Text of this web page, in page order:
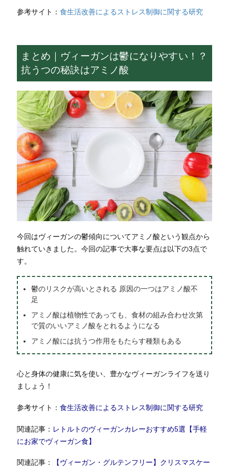
参考サイト： 食生活改善によるストレス制御に関する研究
まとめ｜ヴィーガンは鬱になりやすい！？
抗うつの秘訣はアミノ酸
今回はヴィーガンの鬱傾向についてアミノ酸という観点から
触れていきました。今回の記事で大事な要点は以下の3点で
す。
鬱のリスクが高いとされる 原因の一つはアミノ酸不
足
アミノ酸は植物性であっても、食材の組み合わせ次第
で質のいいアミノ酸をとれるようになる
アミノ酸には抗うつ作用をもたらす種類もある
心と身体の健康に気を使い、豊かなヴィーガンライフを送り
ましょう！
参考サイト： 食生活改善によるストレス制御に関する研究
関連記事： レトルトのヴィーガンカレーおすすめ5選【手軽
にお家でヴィーガン食】
関連記事：
【ヴィーガン・グルテンフリー】クリスマスケー